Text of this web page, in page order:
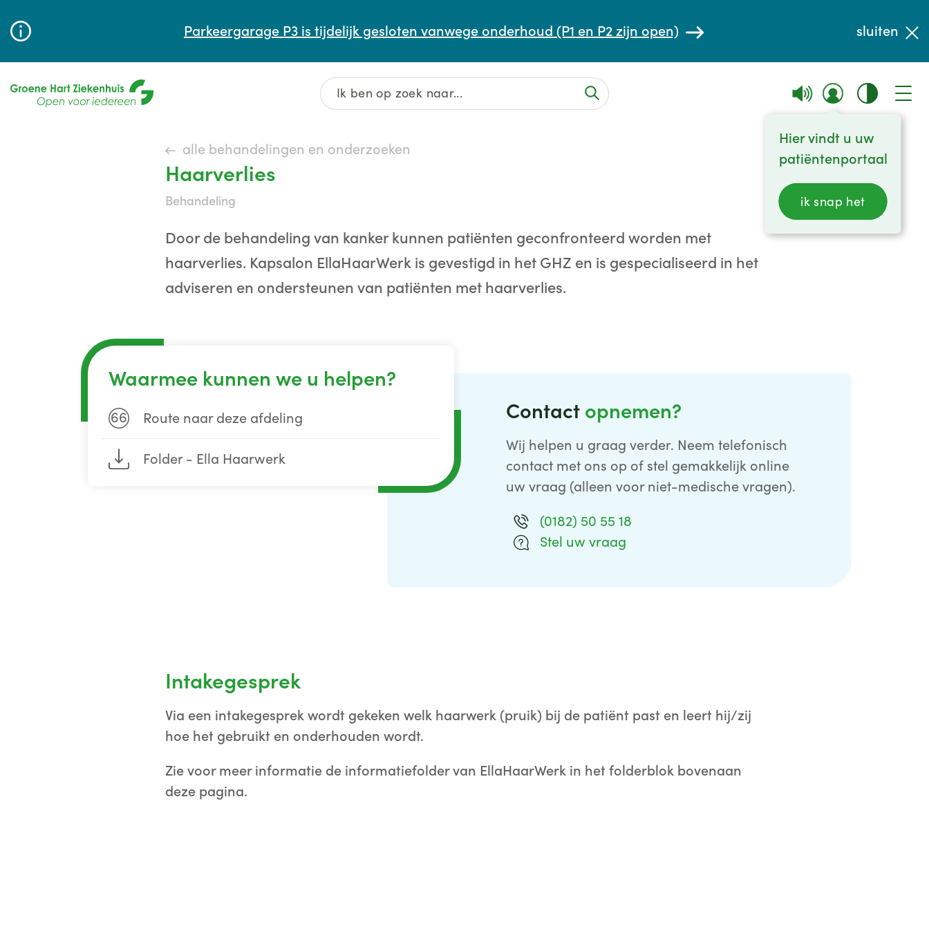
Parkeergarage P3 is tijdelijk gesloten vanwege onderhoud (P1 en P2 zijn open) sluiten
Hier vindt u uw
patiëntenportaal
ik snap het
Wachttijden
alle behandelingen en onderzoeken
Haarverlies
behandeling
Door de behandeling van kanker kunnen patiënten geconfronteerd worden met
haarverlies. Kapsalon EllaHaarWerk is gevestigd in het GHZ en is gespecialiseerd in het
adviseren en ondersteunen van patiënten met haarverlies.
Waarmee kunnen we u helpen?
66 Route naar deze afdeling
Folder - Ella Haarwerk
Contact opnemen?
Wij helpen u graag verder. Neem telefonisch
contact met ons op of stel gemakkelijk online
uw vraag (alleen voor niet-medische vragen).
(0182) 50 55 18
Stel uw vraag
Intakegesprek
Via een intakegesprek wordt gekeken welk haarwerk (pruik) bij de patiënt past en leert hij/zij
hoe het gebruikt en onderhouden wordt.
Zie voor meer informatie de informatiefolder van EllaHaarWerk in het folderblok bovenaan
deze pagina.